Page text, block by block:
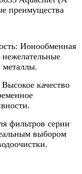
преимущества
Ионообменная
металлы.
качество
фильтров серии
выбором